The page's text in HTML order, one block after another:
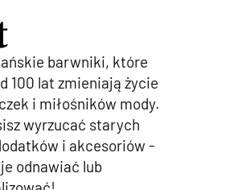
barwniki, które
100 lat zmieniają życie
i miłośników mody.
wyrzucać starych
i akcesoriów -
odnawiać lub